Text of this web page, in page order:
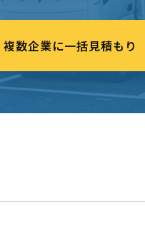
複数企業に一括見積もり